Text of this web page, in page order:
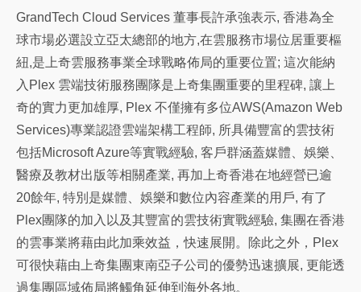
GrandTech Cloud Services 董事長許承強表示, 香港為全
球市場必選設立亞太總部的地方,在雲服務市場位居重要樞
紐,是上奇雲服務事業全球戰略佈局的重要位置; 這次能納
入Plex 雲端技術服務團隊是上奇集團重要的里程碑, 讓上
奇的實力更加雄厚, Plex 不僅擁有多位AWS(Amazon Web
Services)專業認證雲端架構工程師, 所具備豐富的雲技術
包括Microsoft Azure等實戰經驗, 客戶群涵蓋媒體、娛樂、
醫療及教材出版等相關產業, 再加上奇香港在地經營已逾
20餘年, 特別是媒體、娛樂和數位內容產業的用戶, 有了
Plex團隊的加入以及其豐富的雲技術實戰經驗, 集團在香港
的雲事業將藉由此加乘效益，快速展開。除此之外，Plex
可很快藉由上奇集團東南亞子公司的優勢迅速擴展, 更能透
過集團區域佈局將觸角延伸到海外各地。